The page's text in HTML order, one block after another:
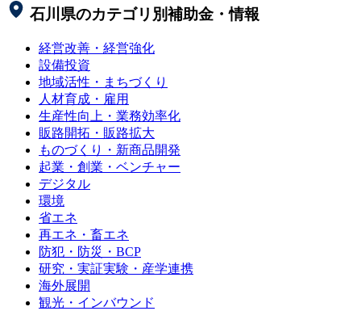
石川県のカテゴリ別補助金・情報
経営改善・経営強化
設備投資
地域活性・まちづくり
人材育成・雇用
生産性向上・業務効率化
販路開拓・販路拡大
ものづくり・新商品開発
起業・創業・ベンチャー
デジタル
環境
省エネ
再エネ・畜エネ
防犯・防災・BCP
研究・実証実験・産学連携
海外展開
観光・インバウンド